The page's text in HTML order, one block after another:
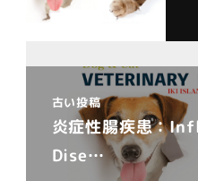
古い投稿
炎症性腸疾患：
Dise…